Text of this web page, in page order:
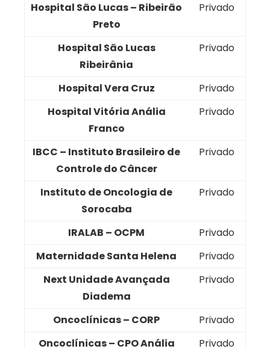
Hospital São Lucas – Ribeirão
Preto
Privado
Hospital São Lucas
Ribeirânia
Privado
Hospital Vera Cruz
Privado
Hospital Vitória Anália
Franco
Privado
IBCC – Instituto Brasileiro de
Controle do Câncer
Privado
Instituto de Oncologia de
Sorocaba
Privado
IRALAB – OCPM
Privado
Maternidade Santa Helena
Privado
Next Unidade Avançada
Diadema
Privado
Oncoclínicas – CORP
Privado
Oncoclínicas – CPO Anália
Privado